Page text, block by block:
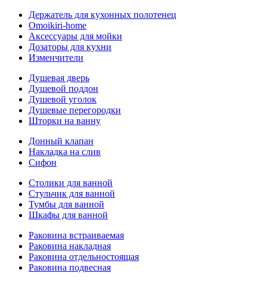
Держатель для кухонных полотенец
Omoikiri-home
Аксессуары для мойки
Дозаторы для кухни
Изменчители
Душевая дверь
Душевой поддон
Душевой уголок
Душевые перегородки
Шторки на ванну
Донный клапан
Накладка на слив
Сифон
Столики для ванной
Стульчик для ванной
Тумбы для ванной
Шкафы для ванной
Раковина встраиваемая
Раковина накладная
Раковина отдельностоящая
Раковина подвесная